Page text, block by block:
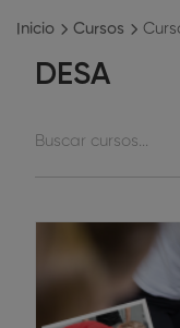
Inicio Cursos
DESA